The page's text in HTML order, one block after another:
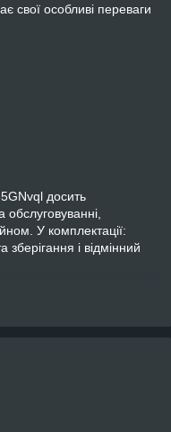
свої особливі переваги
досить
обслуговуванні,
У комплектації:
і відмінний